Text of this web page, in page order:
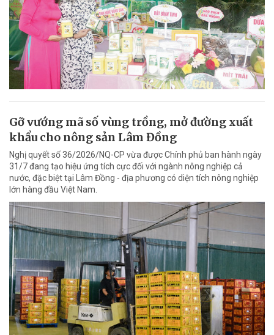
Gỡ vướng mã số vùng trồng, mở đường xuất
khẩu cho nông sản Lâm Đồng
Nghị quyết số 36/2026/NQ-CP vừa được Chính phủ ban hành ngày
31/7 đang tạo hiệu ứng tích cực đối với ngành nông nghiệp cả
nước, đặc biệt tại Lâm Đồng - địa phương có diện tích nông nghiệp
lớn hàng đầu Việt Nam.